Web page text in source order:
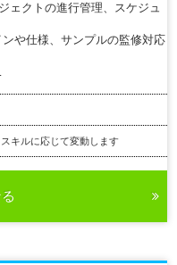
ェクトの進行管理、スケジュ
や仕様、サンプルの監修対応
キルに応じて変動します